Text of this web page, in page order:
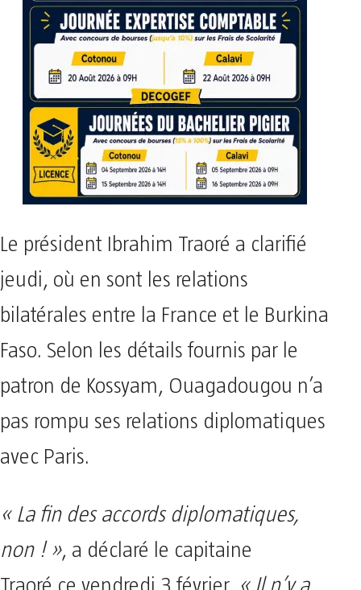
Le président Ibrahim Traoré a clarifié
jeudi, où en sont les relations
bilatérales entre la France et le Burkina
Faso. Selon les détails fournis par le
patron de Kossyam, Ouagadougou n’a
pas rompu ses relations diplomatiques
avec Paris.
« La fin des accords diplomatiques,
non ! », a déclaré le capitaine